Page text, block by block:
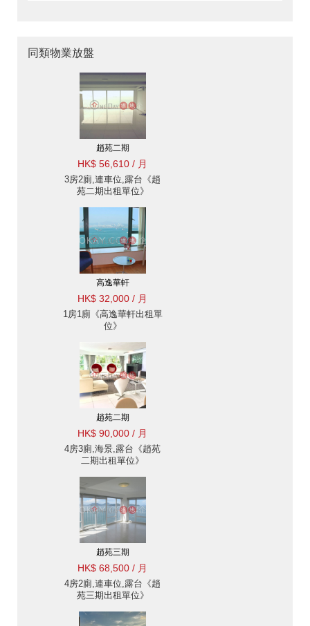
同類物業放盤
趙苑二期
HK$ 56,610 / 月
3房2廁,連車位,露台《趙
苑二期出租單位》
高逸華軒
HK$ 32,000 / 月
1房1廁《高逸華軒出租單
位》
趙苑二期
HK$ 90,000 / 月
4房3廁,海景,露台《趙苑
二期出租單位》
趙苑三期
HK$ 68,500 / 月
4房2廁,連車位,露台《趙
苑三期出租單位》